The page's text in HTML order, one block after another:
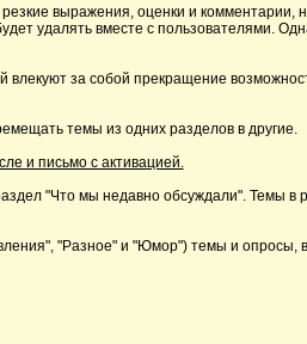
выражения, оценки и комментарии,
удалять вместе с пользователями.
за собой прекращение
темы из одних разделов в другие.
и письмо с активацией.
"Что мы недавно обсуждали". Темы в
"Разное" и "Юмор") темы и опросы,